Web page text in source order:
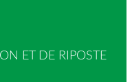
ET DE RIPOSTE